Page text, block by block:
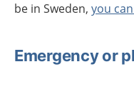
be in Sweden, you
Emergency or